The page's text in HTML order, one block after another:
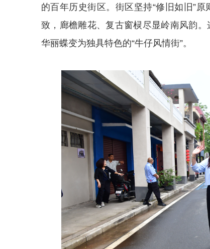
的百年历史街区。街区坚持“修旧如旧”
致，廊檐雕花、复古窗棂尽显岭南风韵
华丽蝶变为独具特色的“牛仔风情街”。